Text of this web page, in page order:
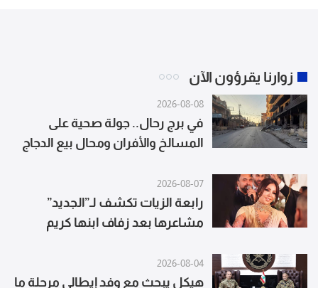
زوارنا يقرؤون الآن
2026-08-08
في برج رحال.. جولة صحية على
المسالخ والأفران ومحال بيع الدجاج
2026-08-07
رابعة الزيات تكشف لـ”الجديد”
مشاعرها بعد زفاف ابنها كريم
2026-08-04
هيكل يبحث مع وفد إيطالي مرحلة ما